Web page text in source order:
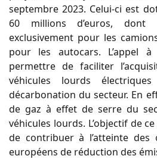
septembre 2023. Celui-ci est
60 millions d’euros, dont
exclusivement pour les
pour les autocars. L’appel
permettre de faciliter
véhicules lourds
décarbonation du secteur. En
de gaz à effet de serre du
véhicules lourds. L’objectif de
de contribuer à l’atteinte des
européens de réduction des